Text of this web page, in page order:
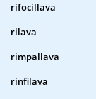
rifocillava
rilava
rimpallava
rinfilava